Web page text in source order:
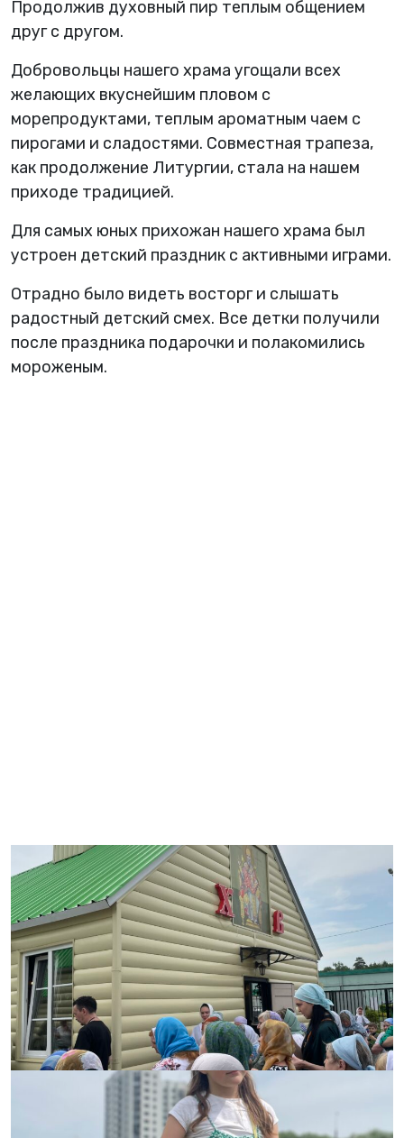
Продолжив духовный пир теплым общением
друг с другом.
Добровольцы нашего храма угощали всех
желающих вкуснейшим пловом с
морепродуктами, теплым ароматным чаем с
пирогами и сладостями. Совместная трапеза,
как продолжение Литургии, стала на нашем
приходе традицией.
Для самых юных прихожан нашего храма был
устроен детский праздник с активными играми.
Отрадно было видеть восторг и слышать
радостный детский смех. Все детки получили
после праздника подарочки и полакомились
мороженым.